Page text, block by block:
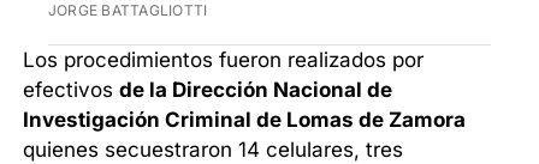
JORGE BATTAGLIOTTI
Los procedimientos fueron realizados por
efectivosde la Dirección Nacional de
Investigación Criminal de Lomas de Zamora
quienes secuestraron 14 celulares, tres